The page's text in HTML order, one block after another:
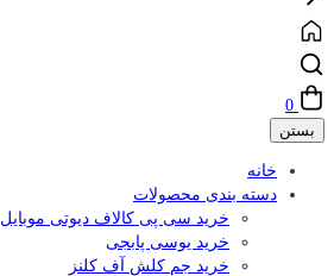
0
بستن
خانه
دسته بندی محصولات
خرید سی پی کالاف دیوتی موبایل
خرید یوسی پابجی
خرید جم کلش آف کلنز